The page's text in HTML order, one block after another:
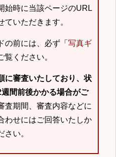
始時に当該ページのURL
いただきます。
前には、必ず「 写真ギ
覧ください。
に審査いたしており、状
間前後かかる場合がご
査期間、審査内容などに
わせにはご回答いたしか
い。